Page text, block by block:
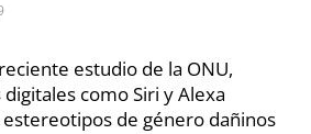
estudio de la ONU,
como Siri y Alexa
de género dañinos